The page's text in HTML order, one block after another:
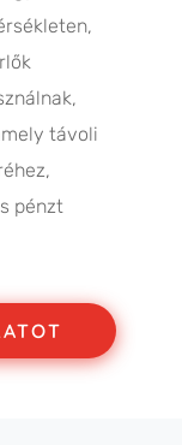
távoli
pénzt